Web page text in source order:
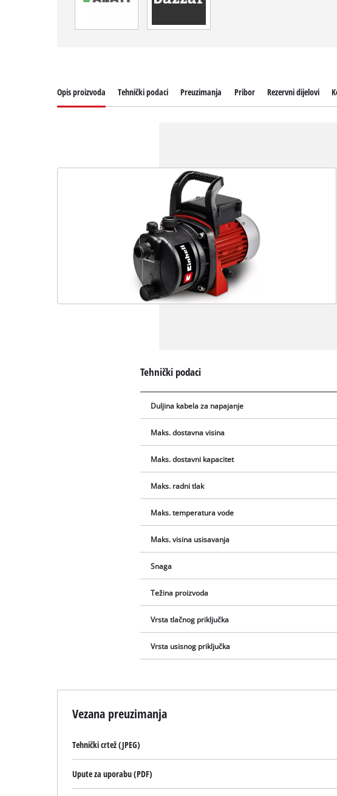
Opis proizvoda Tehnički podaci Preuzimanja Pribor Rezervni dijelovi
Tehnički podaci
Duljina kabela za napajanje
Maks. dostavna visina
Maks. dostavni kapacitet
Maks. radni tlak
Maks. temperatura vode
Maks. visina usisavanja
Snaga
Težina proizvoda
Vrsta tlačnog priključka
Vrsta usisnog priključka
Vezana preuzimanja
Tehnički crtež (JPEG)
Upute za uporabu (PDF)